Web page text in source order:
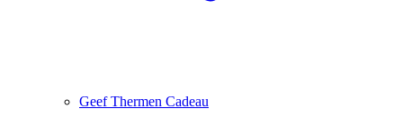
Geef Thermen Cadeau